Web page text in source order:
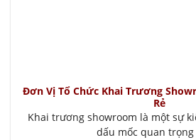
Đơn Vị Tổ Chức Khai Trương
Rẻ
Khai trương showroom là một sự
dấu mốc quan trọng